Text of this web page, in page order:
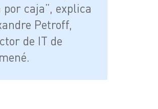
por caja”, explica
Petroff,
de IT de